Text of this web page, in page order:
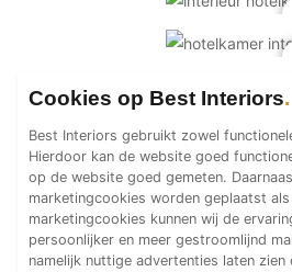
Behang / Wandtextiel
Natuursteen en keramiek
Schilderwerk
Stucwerk
Spuitwerk
Technologie
Audio/Video
Cookies op Best Interiors
Best Interiors gebruikt zowel
Hierdoor kan de website goed
op de website goed gemeten.
marketingcookies worden geplaatst
marketingcookies kunnen wij de
persoonlijker en meer gestroomlijnd
namelijk nuttige advertenties laten zien